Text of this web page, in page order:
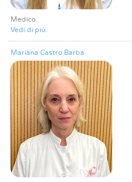
Medico
Vedi di più
Mariana Castro Barba